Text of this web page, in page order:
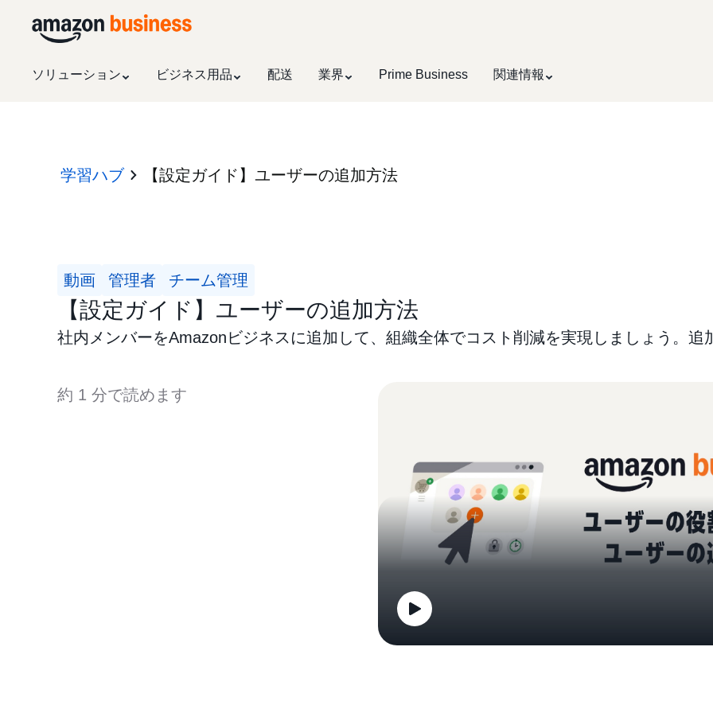
ソリューション ビジネス用品 配送 業界 Prime Business 関連情報
学習ハブ 【設定ガイド】ユーザーの追加方法
動画 管理者 チーム管理
【設定ガイド】ユーザーの追加方法
社内メンバーをAmazonビジネスに追加して、組織全体でコスト削減を実現しましょう。
約 1 分で読めます